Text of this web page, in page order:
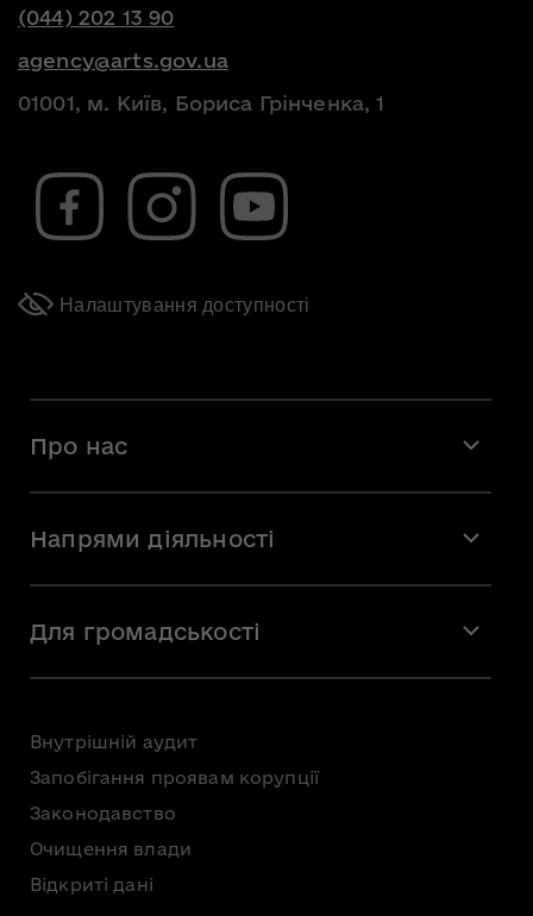
(044) 202 13 90
agency@arts.gov.ua
01001, м. Київ, Бориса Грінченка, 1
Налаштування доступності
Про нас
Команда
Вакансії
Напрями діяльності
Мистецька освіта
Для громадськості
Громадська рада
Консультації з громадськістю
Доступ до публічної інформації
Безоплатна первинна правнича допомога
Внутрішній аудит
Запобігання проявам корупції
Законодавство
Очищення влади
Відкриті дані